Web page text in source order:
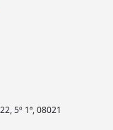
5º 1ª, 08021